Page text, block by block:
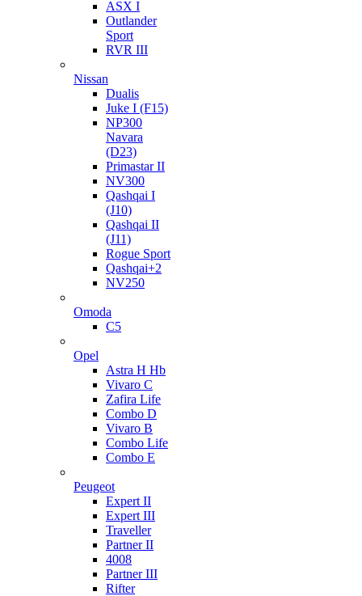
ASX I
Outlander
Sport
RVR III
Nissan
Dualis
Juke I (F15)
NP300
Navara
(D23)
Primastar II
NV300
Qashqai I
(J10)
Qashqai II
(J11)
Rogue Sport
Qashqai+2
NV250
Omoda
C5
Opel
Astra H Hb
Vivaro C
Zafira Life
Combo D
Vivaro B
Combo Life
Combo E
Peugeot
Expert II
Expert III
Traveller
Partner II
4008
Partner III
Rifter